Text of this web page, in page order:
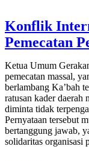
Konflik
Pemecatan
Ketua Umum
pemecatan massal,
berlambang Ka’bah
ratusan kader daerah
diminta tidak
Pernyataan tersebut
bertanggung jawab,
solidaritas